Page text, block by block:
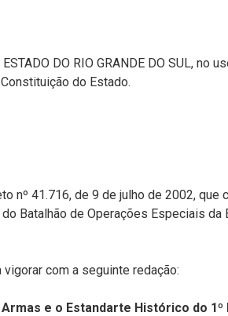
ESTADO DO RIO GRANDE DO SUL, no
do Estado.
nº 41.716, de 9 de julho de 2002, que
Batalhão de Operações Especiais da
com a seguinte redação:
e o Estandarte Histórico do 1º